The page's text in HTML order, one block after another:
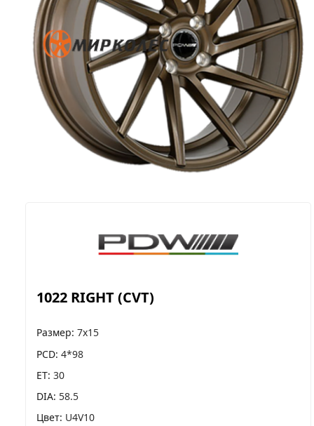
1022 RIGHT (CVT)
Размер 7x15
PCD 4*98
ET 30
DIA 58.5
Цвет U4V10